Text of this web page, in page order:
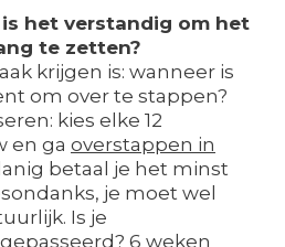
het verstandig om het
te zetten?
krijgen is: wanneer is
om over te stappen?
kies elke 12
en ga overstappen in
betaal je het minst
je moet wel
Is je
6 weken